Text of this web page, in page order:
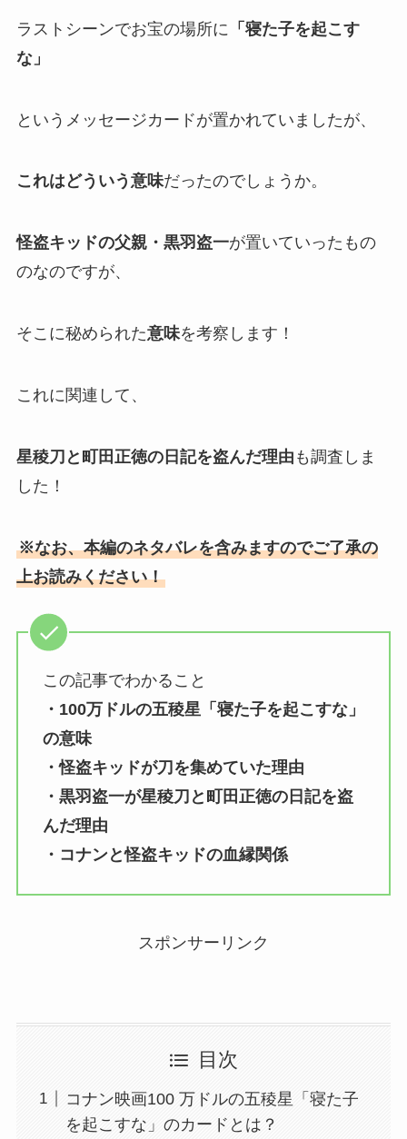
ラストシーンでお宝の場所に 「寝た子を起こす
な」
というメッセージカードが置かれていましたが、
これはどういう意味だったのでしょうか。
怪盗キッドの父親・黒羽盗一が置いていったもの
のなのですが、
そこに秘められた意味を考察します！
これに関連して、
星稜刀と町田正徳の日記を盗んだ理由 も調査しま
した！
※なお、本編のネタバレを含みますのでご了承の
上お読みください！
この記事でわかること
・100万ドルの五稜星「寝た子を起こすな」
の意味
・怪盗キッドが刀を集めていた理由
・黒羽盗一が星稜刀と町田正徳の日記を盗
んだ理由
・コナンと怪盗キッドの血縁関係
スポンサーリンク
目次
コナン映画100 万ドルの五稜星「寝た子
を起こすな」のカードとは？